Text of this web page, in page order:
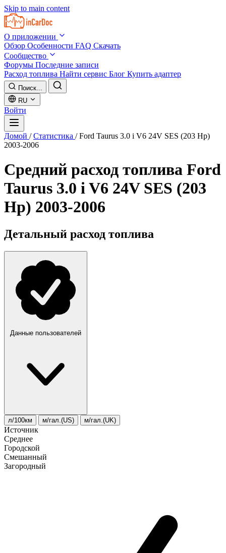
Skip to main content
О приложении
Обзор Особенности FAQ Скачать
Сообщество
Форумы Последние записи
Расход топлива Найти сервис Блог Купить адаптер
Поиск...
RU
Войти
Домой / Статистика / Ford Taurus 3.0 i V6 24V SES (203 Hp)
2003-2006
Средний расход топлива Ford
Taurus 3.0 i V6 24V SES (203
Hp) 2003-2006
Детальный расход топлива
Данные пользователей
л/100км м/гал.(US) м/гал.(UK)
Источник
Среднее
Городской
Смешанный
Загородный